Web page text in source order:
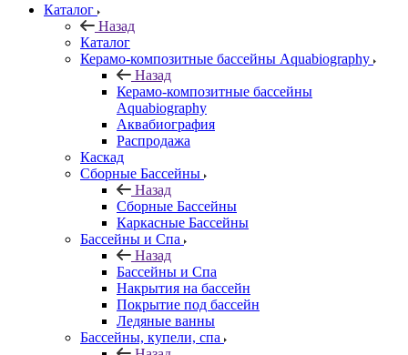
Каталог
Назад
Каталог
Керамо-композитные бассейны Aquabiography
Назад
Керамо-композитные бассейны
Aquabiography
Аквабиография
Распродажа
Каскад
Сборные Бассейны
Назад
Сборные Бассейны
Каркасные Бассейны
Бассейны и Спа
Назад
Бассейны и Спа
Накрытия на бассейн
Покрытие под бассейн
Ледяные ванны
Бассейны, купели, спа